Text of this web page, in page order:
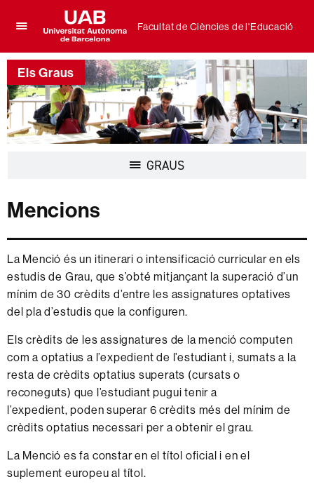
per
desplegar
el
menú
Facultat
de
Universitat
Autònoma
de
Barcelona
Facultat de Ciències de l'Educació
Els Graus
GRAUS
Mencions
La Menció és un itinerari o intensificació curricular en els
estudis de Grau, que s’obté mitjançant la superació d’un
mínim de 30 crèdits d’entre les assignatures optatives
del pla d’estudis que la configuren.
Els crèdits de les assignatures de la menció computen
com a optatius a l’expedient de l’estudiant i, sumats a la
resta de crèdits optatius superats (cursats o
reconeguts) que l’estudiant pugui tenir a
l’expedient, poden superar 6 crèdits més del mínim de
crèdits optatius necessari per a obtenir el grau.
La Menció es fa constar en el títol oficial i en el
suplement europeu al títol.